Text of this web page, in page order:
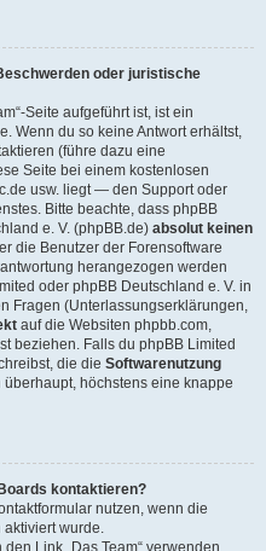
oder juristische
Seite aufgeführt ist, ist ein
Wenn du so keine Antwort erhältst,
(führe dazu eine
Seite bei einem kostenlosen
usw. liegt — den Support oder
Bitte beachte, dass phpBB
e. V. (phpBB.de) absolut keinen
die Benutzer der Forensoftware
herangezogen werden
oder phpBB Deutschland e. V. in
Fragen (Unterlassungserklärungen,
auf die Websiten phpbb.com,
beziehen. Falls du phpBB Limited
die die Softwarenutzung
überhaupt, höchstens eine knappe
kontaktieren?
nutzen, wenn die
aktiviert wurde.
Link „Das Team“ verwenden.